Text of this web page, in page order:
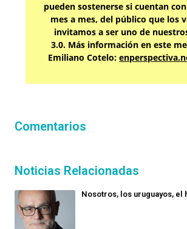
pueden sostenerse si cuentan
mes a mes, del público que los
invitamos a ser uno de
3.0. Más información en este
Emiliano Cotelo:
Comentarios
Noticias Relacionadas
Nosotros, los uruguayos, el